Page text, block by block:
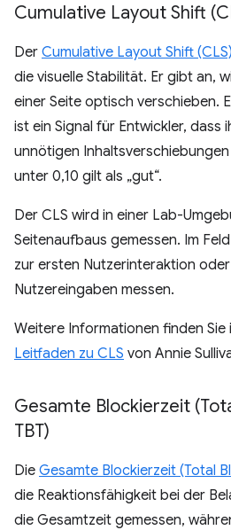
Cumulative Layout Shift
Der Cumulative Layout Shift (CLS)
die visuelle Stabilität. Er gibt an,
einer Seite optisch verschieben.
ist ein Signal für Entwickler, dass
unnötigen
unter 0,10 gilt als „gut“.
Der CLS wird in einer Lab-
Seitenaufbaus gemessen. Im
zur ersten Nutzerinteraktion
Nutzereingaben messen.
Weitere Informationen finden Sie
Leitfaden zu CLS von Annie
Gesamte Blockierzeit
TBT)
Die Gesamte Blockierzeit (Total
die Reaktionsfähigkeit bei der
die Gesamtzeit gemessen,